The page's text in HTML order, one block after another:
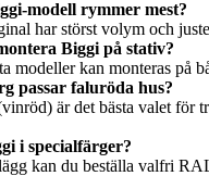
rymmer mest?
har störst volym och
Biggi på stativ?
modeller kan monteras på
passar faluröda hus?
är det bästa valet för
i specialfärger?
kan du beställa valfri